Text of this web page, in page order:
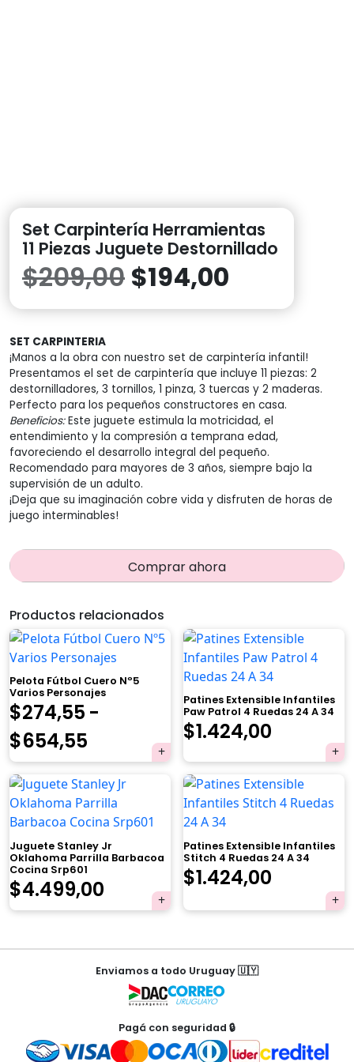
Set Carpintería Herramientas
11 Piezas Juguete Destornillado
$209,00 El
precio
original
era:
$209,00.
$194,00
precio
actual
es:
$194,00.
SET CARPINTERIA
¡Manos a la obra con nuestro set de carpintería infantil!
Presentamos el set de carpintería que incluye 11 piezas: 2
destornilladores, 3 tornillos, 1 pinza, 3 tuercas y 2 maderas.
Perfecto para los pequeños constructores en casa.
Beneficios:Este juguete estimula la motricidad, el
entendimiento y la compresión a temprana edad,
favoreciendo el desarrollo integral del pequeño.
Recomendado para mayores de 3 años, siempre bajo la
supervisión de un adulto.
¡Deja que su imaginación cobre vida y disfruten de horas de
juego interminables!
Comprar ahora
Productos relacionados
Pelota Fútbol Cuero Nº5
Varios Personajes
$274,55 -
$654,55
de
precios:
desde
$274,55
hasta
$654,55
Patines Extensible Infantiles
Paw Patrol 4 Ruedas 24 A 34
El
precio
original
era:
$1.499,00.
$1.424,00
precio
actual
es:
Juguete Stanley Jr
Oklahoma Parrilla Barbacoa
Cocina Srp601
$4.499,00
Patines Extensible Infantiles
Stitch 4 Ruedas 24 A 34
El
precio
era:
$1.499,00.
$1.424,00
precio
NavegaciónEnviamos a todo Uruguay 🇺🇾
Pagá con seguridad 🔒
Tu carrito está vacío.
Agregá un producto y aparecerá acá